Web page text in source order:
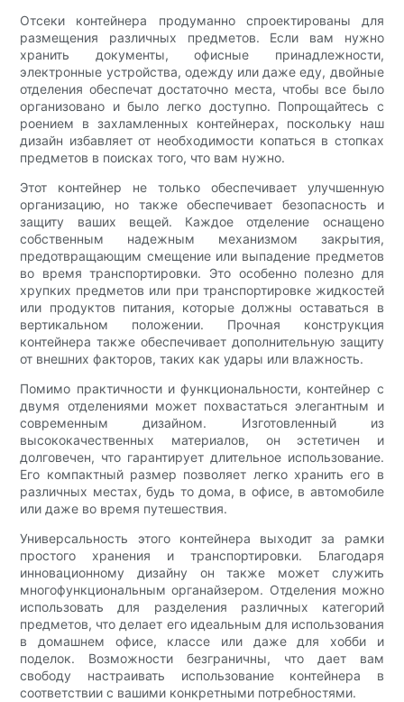
Отсеки контейнера продуманно спроектированы для
размещения различных предметов. Если вам нужно
хранить документы, офисные принадлежности,
электронные устройства, одежду или даже еду, двойные
отделения обеспечат достаточно места, чтобы все было
организовано и было легко доступно. Попрощайтесь с
роением в захламленных контейнерах, поскольку наш
дизайн избавляет от необходимости копаться в стопках
предметов в поисках того, что вам нужно.
Этот контейнер не только обеспечивает улучшенную
организацию, но также обеспечивает безопасность и
защиту ваших вещей. Каждое отделение оснащено
собственным надежным механизмом закрытия,
предотвращающим смещение или выпадение предметов
во время транспортировки. Это особенно полезно для
хрупких предметов или при транспортировке жидкостей
или продуктов питания, которые должны оставаться в
вертикальном положении. Прочная конструкция
контейнера также обеспечивает дополнительную защиту
от внешних факторов, таких как удары или влажность.
Помимо практичности и функциональности, контейнер с
двумя отделениями может похвастаться элегантным и
современным дизайном. Изготовленный из
высококачественных материалов, он эстетичен и
долговечен, что гарантирует длительное использование.
Его компактный размер позволяет легко хранить его в
различных местах, будь то дома, в офисе, в автомобиле
или даже во время путешествия.
Универсальность этого контейнера выходит за рамки
простого хранения и транспортировки. Благодаря
инновационному дизайну он также может служить
многофункциональным органайзером. Отделения можно
использовать для разделения различных категорий
предметов, что делает его идеальным для использования
в домашнем офисе, классе или даже для хобби и
поделок. Возможности безграничны, что дает вам
свободу настраивать использование контейнера в
соответствии с вашими конкретными потребностями.